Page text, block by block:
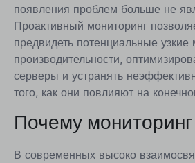
появления проблем больше не
Проактивный мониторинг
предвидеть потенциальные узкие
производительности,
серверы и устранять
того, как они повлияют на
Почему
В современных высоко